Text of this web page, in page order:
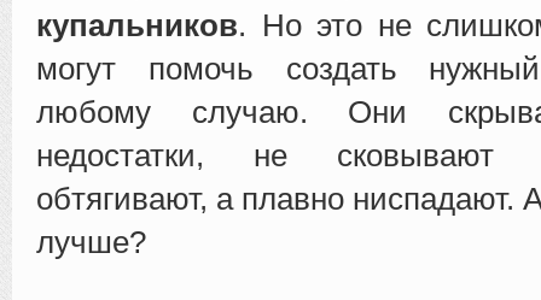
купальников. Но это не
могут помочь создать
любому случаю. Они
недостатки, не сковывают
обтягивают, а плавно ниспадают.
лучше?